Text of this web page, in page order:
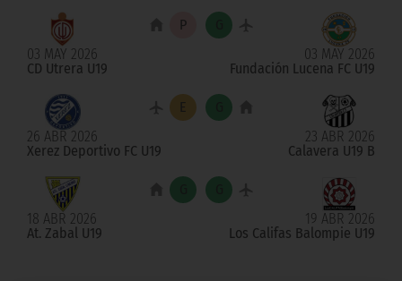
03 MAY 2026
CD Utrera U19
26 ABR 2026
Xerez Deportivo FC U19
18 ABR 2026
At. Zabal U19
03 MAY 2026
Fundación Lucena FC U19
23 ABR 2026
Calavera U19 B
19 ABR 2026
Los Califas Balompie U19